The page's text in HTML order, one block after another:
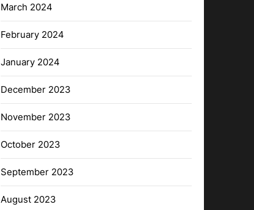
March 2024
February 2024
January 2024
December 2023
November 2023
October 2023
September 2023
August 2023